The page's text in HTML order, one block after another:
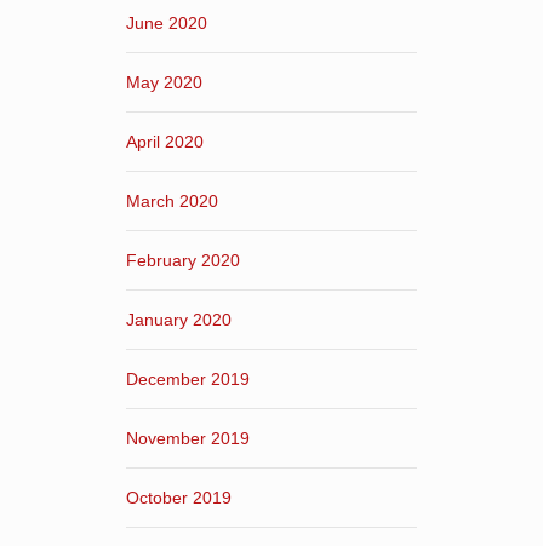
June 2020
May 2020
April 2020
March 2020
February 2020
January 2020
December 2019
November 2019
October 2019